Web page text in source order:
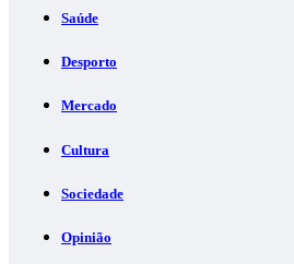
Saúde
Desporto
Mercado
Cultura
Sociedade
Opinião